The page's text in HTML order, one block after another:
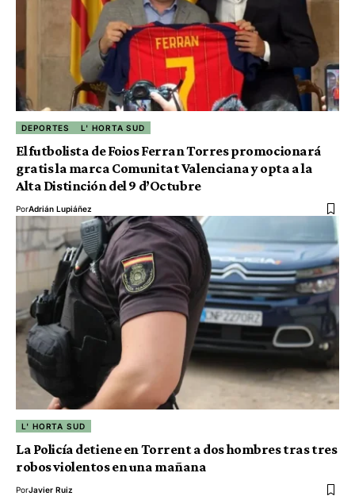
DEPORTES L' HORTA SUD
El futbolista de Foios Ferran Torres promocionará
gratis la marca Comunitat Valenciana y opta a la
Alta Distinción del 9 d’Octubre
PorAdrián Lupiáñez
L' HORTA SUD
La Policía detiene en Torrent a dos hombres tras tres
robos violentos en una mañana
PorJavier Ruiz